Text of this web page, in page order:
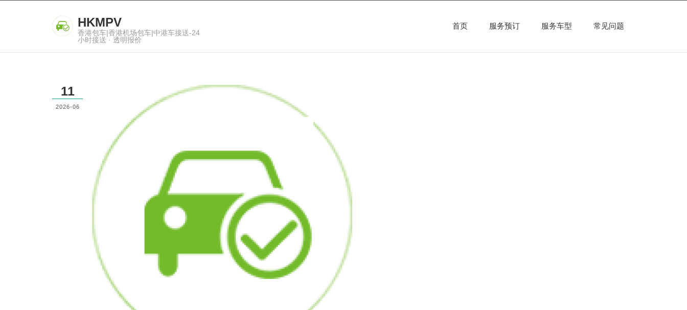
HKMPV
香港包车|香港机场包车|中港车接送-24
小时接送 · 透明报价
首页 服务预订 服务车型 常见问题
11
2026-06